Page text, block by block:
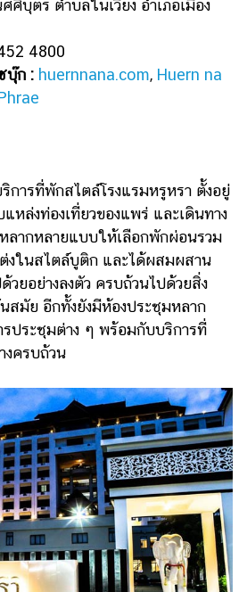
ศิบุตร ตำบลในเวียง อำเภอเมือง
4800
บุ๊ก : huernnana.com, Huern na
การที่พักสไตล์โรงแรมหรูหรา ตั้งอยู่
หล่งท่องเที่ยวของแพร่ และเดินทาง
ลากหลายแบบให้เลือกพักผ่อนรวม
งในสไตล์บูติก และได้ผสมผสาน
วยอย่างลงตัว ครบถ้วนไปด้วยสิ่ง
สมัย อีกทั้งยังมีห้องประชุมหลาก
รประชุมต่าง ๆ พร้อมกับบริการที่
งครบถ้วน